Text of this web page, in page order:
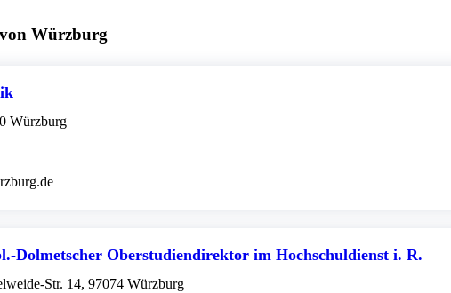
Würzburg
Würzburg
Dolmetscher Oberstudiendirektor im Hochschuldienst i. R.
Str. 14, 97074 Würzburg